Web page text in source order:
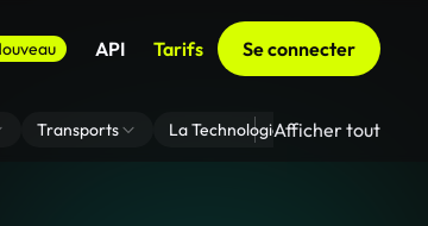
API Tarifs Se connecter
Transports La Technologie Zoom En
Afficher tout